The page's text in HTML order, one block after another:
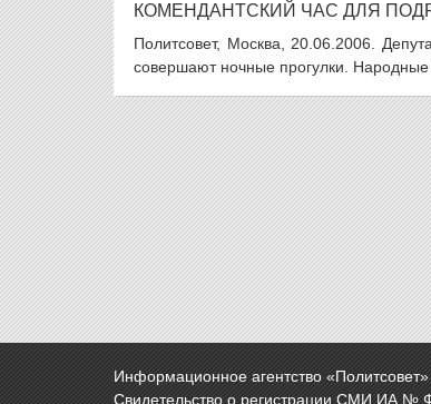
КОМЕНДАНТСКИЙ ЧАС ДЛЯ
Политсовет, Москва, 20.06.2006.
совершают ночные прогулки. Народные
Информационное агентство «Политсовет»
Свидетельство о регистрации СМИ ИА №